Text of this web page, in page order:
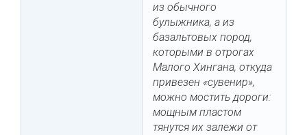
из обычного
булыжника, а из
базальтовых пород,
которыми в отрогах
Малого Хингана, откуда
привезен «сувенир»,
можно мостить дороги:
мощным пластом
тянутся их залежи от